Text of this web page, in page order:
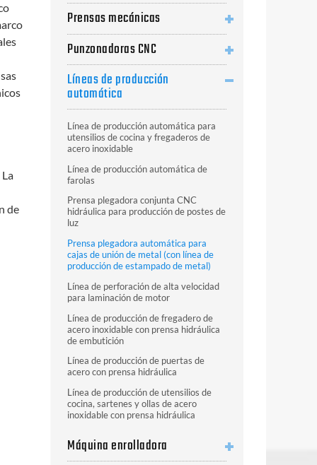
de
Prensas mecánicas
Punzonadoras CNC
Líneas de producción
automática
Línea de producción automática para
utensilios de cocina y fregaderos de
acero inoxidable
Línea de producción automática de
farolas
Prensa plegadora conjunta CNC
hidráulica para producción de postes de
luz
Prensa plegadora automática para
cajas de unión de metal (con línea de
producción de estampado de metal)
Línea de perforación de alta velocidad
para laminación de motor
Línea de producción de fregadero de
acero inoxidable con prensa hidráulica
de embutición
Línea de producción de puertas de
acero con prensa hidráulica
Línea de producción de utensilios de
cocina, sartenes y ollas de acero
inoxidable con prensa hidráulica
Máquina enrolladora